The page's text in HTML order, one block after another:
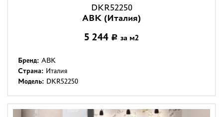
DKR52250
ABK (Италия)
5 244 Р за м2
Бренд: ABK
Страна: Италия
Модель: DKR52250